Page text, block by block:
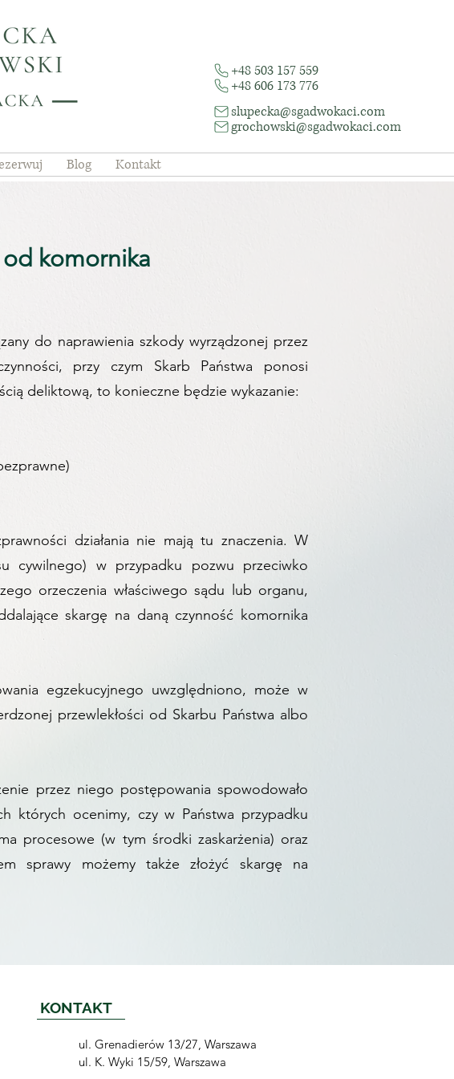
+48 503 157 559
+48 606 173 776
slupecka@sgadwokaci.com
grochowski@sgadwokaci.com
Blog Kontakt
komornika​
do naprawienia szkody wyrządzonej przez
przy czym Skarb Państwa ponosi
deliktową, to konieczne będzie wykazanie:
działania nie mają tu znaczenia. W
cywilnego) w przypadku pozwu przeciwko
orzeczenia właściwego sądu lub organu,
skargę na daną czynność komornika
egzekucyjnego uwzględniono, może w
przewlekłości od Skarbu Państwa albo
przez niego postępowania spowodowało
których ocenimy, czy w Państwa przypadku
procesowe (w tym środki zaskarżenia) oraz
sprawy możemy także złożyć skargę na
KONTAKT
ul. Grenadierów 13/27, Warszawa
ul. K. Wyki 15/59, Warszawa